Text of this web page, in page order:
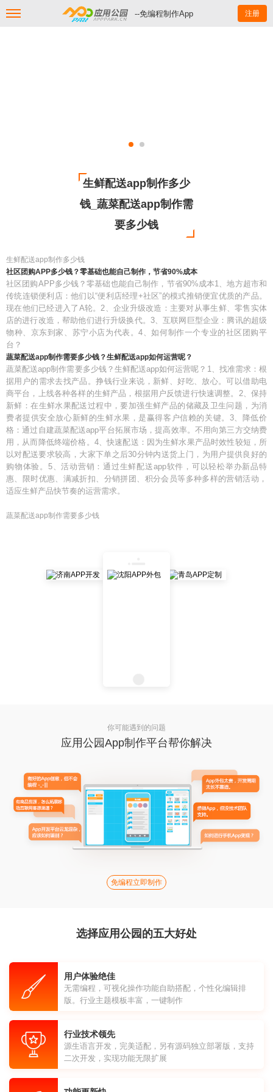
--免编程制作App 注册
生鲜配送app制作多少
钱_蔬菜配送app制作需
要多少钱
生鲜配送app制作多少钱
社区团购APP多少钱？零基础也能自己制作，节省90%成本
社区团购APP多少钱？零基础也能自己制作，节省90%成本1、地方超市和
传统连锁便利店：他们以“便利店经理+社区”的模式推销便宜优质的产品。
现在他们已经进入了A轮。2、企业升级改造：主要对从事生鲜、零售实体
店的进行改造，帮助他们进行升级换代。3、互联网巨型企业：腾讯的超级
物种、京东到家、苏宁小店为代表。4、如何制作一个专业的社区团购平
台？
蔬菜配送app制作需要多少钱？生鲜配送app如何运营呢？
蔬菜配送app制作需要多少钱？生鲜配送app如何运营呢？1、找准需求：根
据用户的需求去找产品。挣钱行业来说，新鲜、好吃、放心。可以借助电
商平台，上线各种各样的生鲜产品，根据用户反馈进行快速调整。2、保持
新鲜：在生鲜水果配送过程中，要加强生鲜产品的储藏及卫生问题，为消
费者提供安全放心新鲜的生鲜水果，是赢得客户信赖的关键。3、降低价
格：通过自建蔬菜配送app平台拓展市场，提高效率。不用向第三方交纳费
用，从而降低终端价格。4、快速配送：因为生鲜水果产品时效性较短，所
以对配送要求较高，大家下单之后30分钟内送货上门，为用户提供良好的
购物体验。5、活动营销：通过生鲜配送app软件，可以轻松举办新品特
惠、限时优惠、满减折扣、分销拼团、积分会员等多种多样的营销活动，
适应生鲜产品快节奏的运营需求。
蔬菜配送app制作需要多少钱
你可能遇到的问题
应用公园App制作平台帮你解决
免编程立即制作
选择应用公园的五大好处
用户体验绝佳
无需编程，可视化操作功能自助搭配，个性化编辑排
版。行业主题模板丰富，一键制作
行业技术领先
源生语言开发，完美适配，另有源码独立部署版，支持
二次开发，实现功能无限扩展